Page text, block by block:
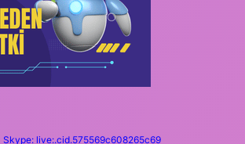
Skype: live:.cid.575569c608265c69